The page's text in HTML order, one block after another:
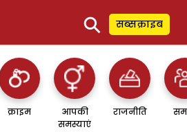
⚲ सब्सक्राइब
क्राइम
आपकी
समस्याएं
राजनीति